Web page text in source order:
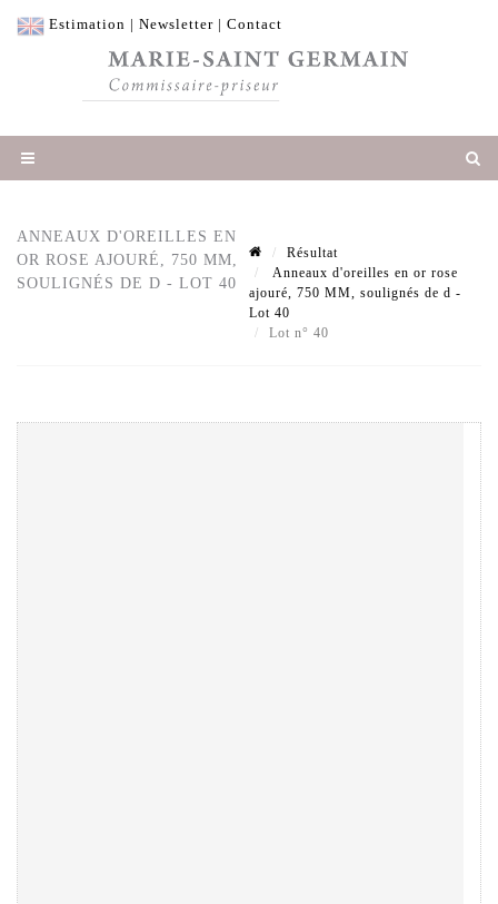
Estimation | Newsletter | Contact
ANNEAUX D'OREILLES EN
OR ROSE AJOURÉ, 750 MM,
SOULIGNÉS DE D - LOT 40
Résultat
Anneaux d'oreilles en or rose
ajouré, 750 MM, soulignés de d -
Lot 40
Lot n° 40